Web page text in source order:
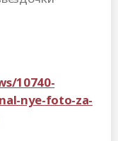
10740-
nye-foto-za-